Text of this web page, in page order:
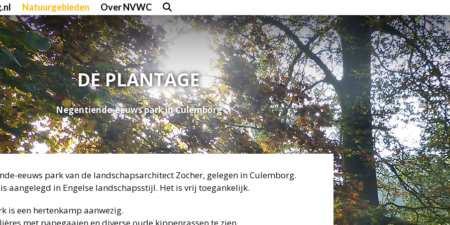
Natuurgebieden Over NVWC
DE PLANTAGE
Negentiende-eeuws park in Culemborg
eeuws park van de landschapsarchitect Zocher, gelegen in Culemborg.
aangelegd in Engelse landschapsstijl. Het is vrij toegankelijk.
is een hertenkamp aanwezig.
met papegaaien en diverse oude kippenrassen te zien.